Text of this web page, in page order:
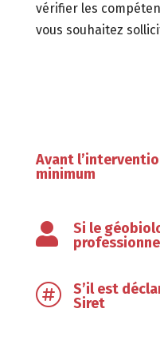
vérifier les
vous souhaitez
Avant
minimum

Si le

S’il est
Siret